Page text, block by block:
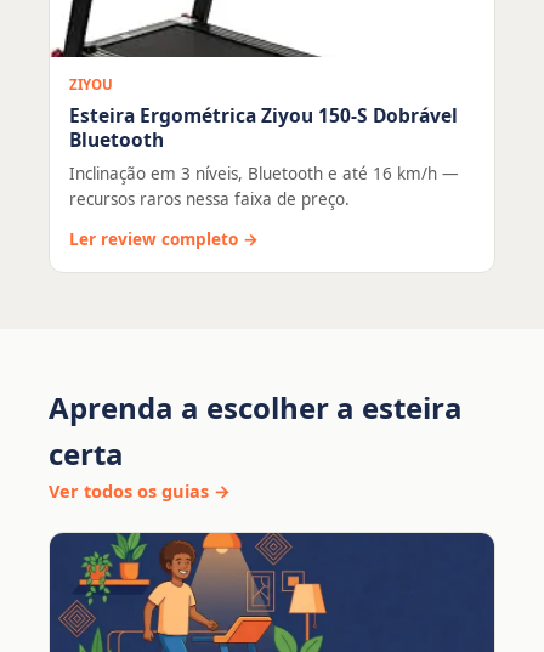
ZIYOU
Esteira Ergométrica Ziyou 150-S Dobrável
Bluetooth
Inclinação em 3 níveis, Bluetooth e até 16 km/h —
recursos raros nessa faixa de preço.
Ler review completo →
Aprenda a escolher a esteira
certa
Ver todos os guias →